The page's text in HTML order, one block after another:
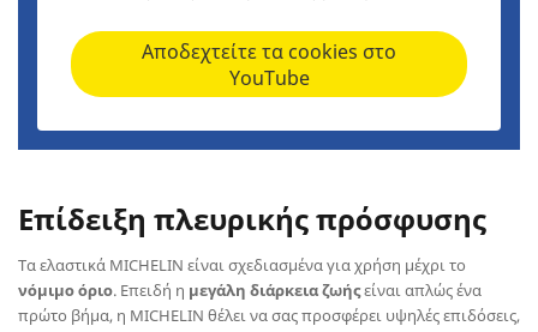
Αποδεχτείτε τα cookies στο
YouTube
Επίδειξη πλευρικής πρόσφυσης
Τα ελαστικά MICHELIN είναι σχεδιασμένα για χρήση μέχρι το
νόμιμο όριο. Επειδή η μεγάλη διάρκεια ζωήςείναι απλώς ένα
πρώτο βήμα, η MICHELIN θέλει να σας προσφέρει υψηλές επιδόσεις,